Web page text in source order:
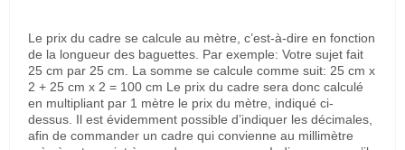
Le prix du cadre se calcule au mètre, c’est-à-dire en fonction
de la longueur des baguettes. Par exemple: Votre sujet fait
25 cm par 25 cm. La somme se calcule comme suit: 25 cm x
2 + 25 cm x 2 = 100 cm Le prix du cadre sera donc calculé
en multipliant par 1 mètre le prix du mètre, indiqué ci-
dessus. Il est évidemment possible d’indiquer les décimales,
afin de commander un cadre qui convienne au millimètre